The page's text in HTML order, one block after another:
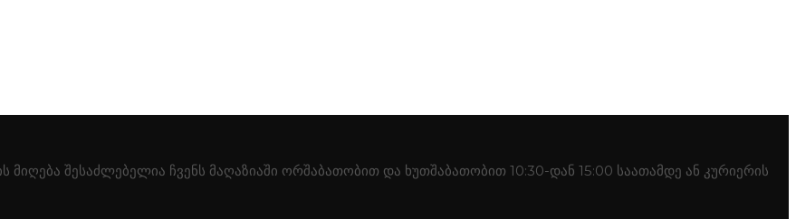
შესაძლებელია ჩვენს მაღაზიაში ორშაბათობით და ხუთშაბათობით 10:30-დან 15:00 საათამდე ან კურიერის